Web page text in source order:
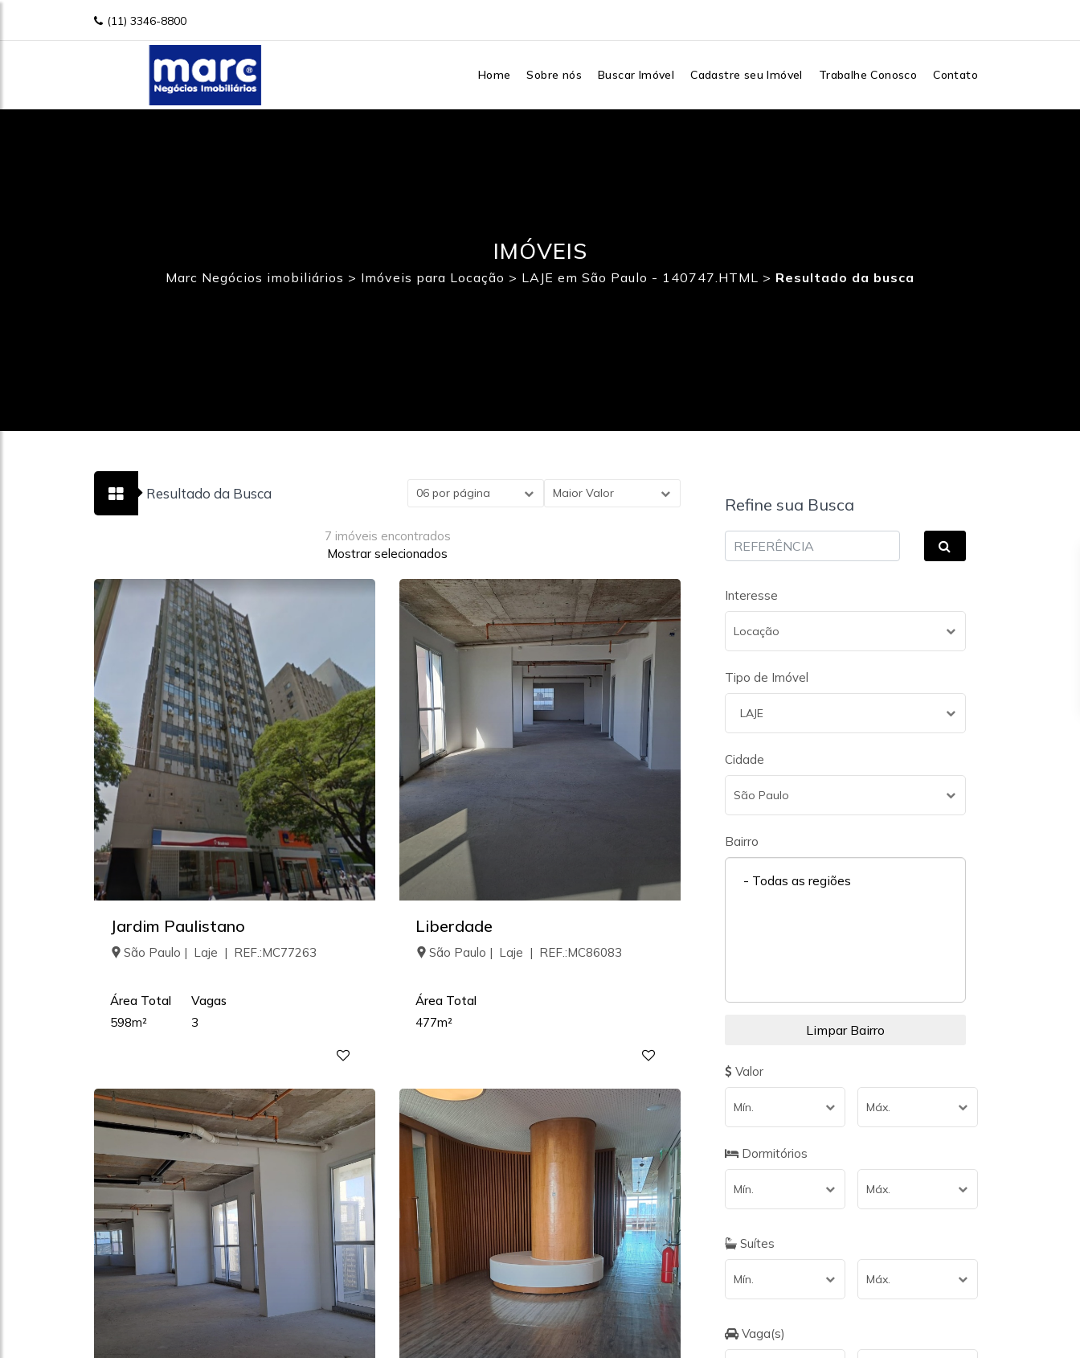
(11) 3346-8800
Home Sobre nós Buscar Imóvel Cadastre seu Imóvel Trabalhe Conosco Contato
IMÓVEIS
Marc Negócios imobiliários > Imóveis para Locação > LAJE em São Paulo - 140747.HTML > Resultado da busca
Resultado da Busca Maior Valor
06 por página
7 imóveis encontrados
Mostrar selecionados
Jardim Paulistano
São Paulo | Laje | REF.:MC77263
Área Total
598m²
Vagas
3
Liberdade
São Paulo | Laje | REF.:MC86083
Área Total
477m²
Refine sua Busca
Interesse
Locação
Tipo de Imóvel
LAJE
Cidade
São Paulo
Bairro
- Todas as regiões
Valor
Mín. Máx.
Dormitórios
Mín. Máx.
Suítes
Mín. Máx.
Vaga(s)